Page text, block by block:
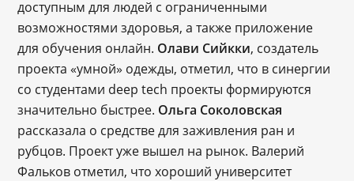
доступным для людей с ограниченными
возможностями здоровья, а также приложение
для обучения онлайн. Олави Сийкки, создатель
проекта «умной» одежды, отметил, что в синергии
со студентами deep tech проекты формируются
значительно быстрее. Ольга Соколовская
рассказала о средстве для заживления ран и
рубцов. Проект уже вышел на рынок. Валерий
Фальков отметил, что хороший университет